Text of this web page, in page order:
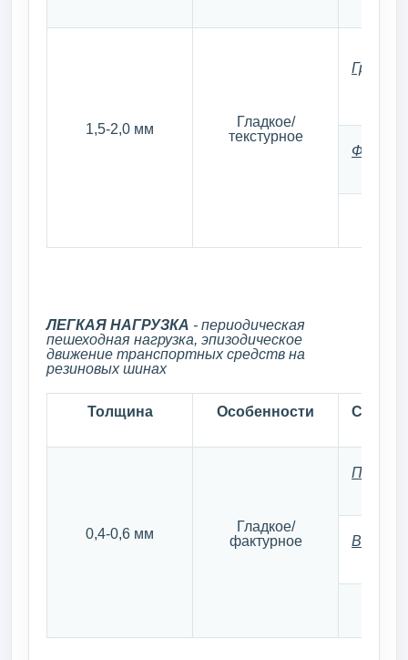
1,5-2,0 мм
Гладкое/
текстурное
ЛЕГКАЯ НАГРУЗКА - периодическая
пешеходная нагрузка, эпизодическое
движение транспортных средств на
резиновых шинах
Толщина Особенности Слой
0,4-0,6 мм
Гладкое/
фактурное
Первый
Второй